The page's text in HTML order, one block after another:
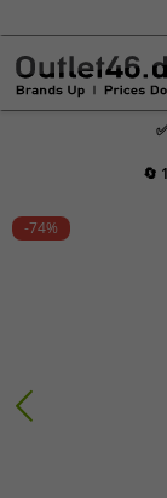
🔄
-74%